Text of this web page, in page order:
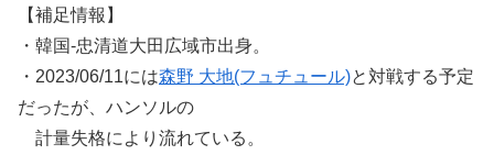
【補足情報】
・韓国-忠清道大田広域市出身。
・2023/06/11には森野 大地(フュチュール)と対戦する予定
だったが、ハンソルの
計量失格により流れている。